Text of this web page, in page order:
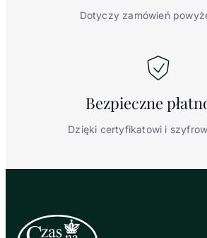
Dotyczy zamówień
Bezpieczne
Dzięki certyfikatowi i